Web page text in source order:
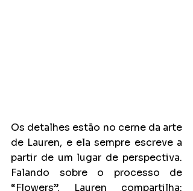
Os detalhes estão no cerne da arte
de Lauren, e ela sempre escreve a
partir de um lugar de perspectiva.
Falando sobre o processo de